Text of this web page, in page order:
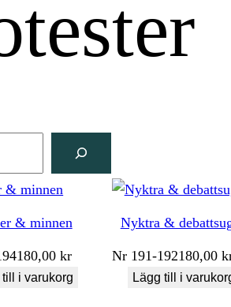
& minnen
180,00kr
till i varukorg
Nyktra &
Nr 191-192180,00
Lägg till i